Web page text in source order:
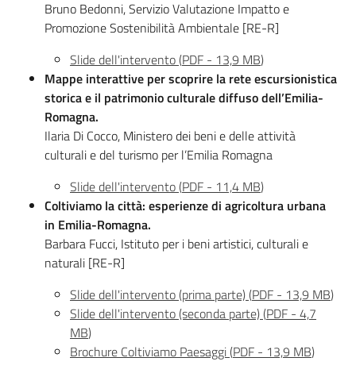
Scarica i dati
Approfondimenti
Bruno Bedonni, Servizio Valutazione Impatto e
Promozione Sostenibilità Ambientale [RE-R]
Slide dell'intervento(PDF - 13,9 MB)
Mappe interattive per scoprire la rete escursionistica
storica e il patrimonio culturale diffuso dell’Emilia-
Romagna.
Ilaria Di Cocco, Ministero dei beni e delle attività
culturali e del turismo per l’Emilia Romagna
Slide dell'intervento(PDF - 11,4 MB)
Coltiviamo la città: esperienze di agricoltura urbana
in Emilia-Romagna.
Barbara Fucci, Istituto per i beni artistici, culturali e
naturali [RE-R]
Slide dell'intervento (prima parte)(PDF - 13,9 MB)
Slide dell'intervento (seconda parte)(PDF - 4,7
MB)
Brochure Coltiviamo Paesaggi(PDF - 13,9 MB)